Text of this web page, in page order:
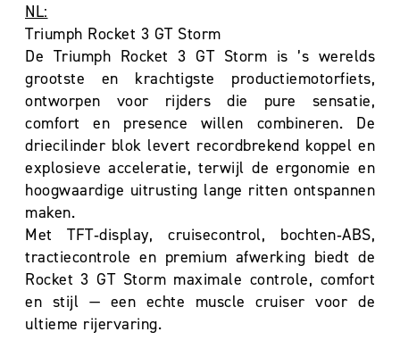
NL:
Triumph Rocket 3 GT Storm
De Triumph Rocket 3 GT Storm is ’s werelds
grootste en krachtigste productiemotorfiets,
ontworpen voor rijders die pure sensatie,
comfort en presence willen combineren. De
driecilinder blok levert recordbrekend koppel en
explosieve acceleratie, terwijl de ergonomie en
hoogwaardige uitrusting lange ritten ontspannen
maken.
Met TFT‑display, cruisecontrol, bochten‑ABS,
tractiecontrole en premium afwerking biedt de
Rocket 3 GT Storm maximale controle, comfort
en stijl — een echte muscle cruiser voor de
ultieme rijervaring.